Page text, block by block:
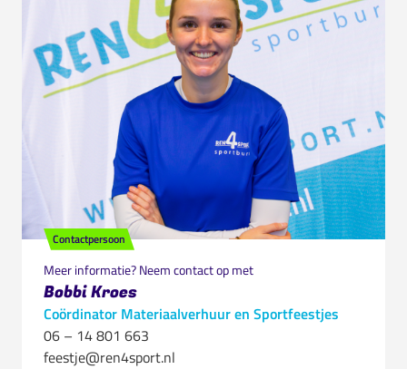
Contactpersoon
Meer informatie? Neem contact op met
Bobbi Kroes
Coördinator Materiaalverhuur en Sportfeestjes
06 – 14 801 663
feestje@ren4sport.nl